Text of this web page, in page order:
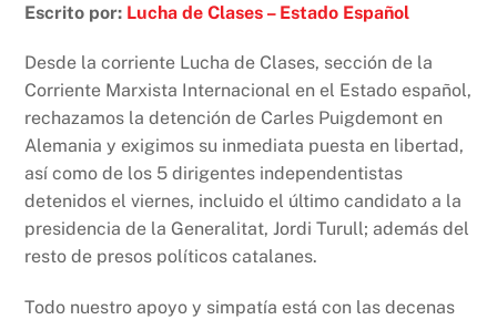
c
e
b
o
o
k
at
s
A
p
p
nt p
y
Li
n
k
Escrito por: Lucha de Clases – Estado Español
Desde la corriente Lucha de Clases, sección de la
Corriente Marxista Internacional en el Estado español,
rechazamos la detención de Carles Puigdemont en
Alemania y exigimos su inmediata puesta en libertad,
así como de los 5 dirigentes independentistas
detenidos el viernes, incluido el último candidato a la
presidencia de la Generalitat, Jordi Turull; además del
resto de presos políticos catalanes.
Todo nuestro apoyo y simpatía está con las decenas